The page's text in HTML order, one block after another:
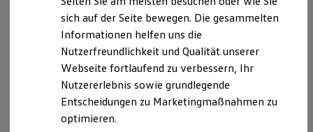
Für Gewerbekunden
Leasing
Für Privatkunden
Für Gewerbekunden
Versicherungen & Garantien
Garantien
Kfz-Versicherung für Nutzfahrzeuge
Restschuldversicherung
Wartungsverträge
Besitzer & Service
sich auf der Seite bewegen. Die gesammelten
Informationen helfen uns die
Nutzerfreundlichkeit und Qualität unserer
Webseite fortlaufend zu verbessern, Ihr
Nutzererlebnis sowie grundlegende
Entscheidungen zu Marketingmaßnahmen zu
optimieren.